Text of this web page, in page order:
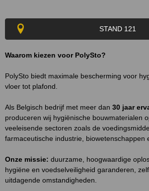
STAND 121
Waarom kiezen voor PolySto?
PolySto biedt maximale bescherming voor
vloer tot plafond.
Als Belgisch bedrijf met meer dan 30 jaar
produceren wij hygiënische bouwmaterialen
veeleisende sectoren zoals de
farmaceutische industrie, biowetenschappen
Onze missie: duurzame, hoogwaardige
hygiëne en voedselveiligheid garanderen,
uitdagende omstandigheden.